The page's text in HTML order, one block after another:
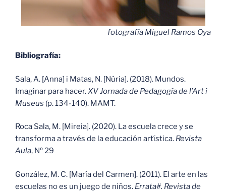
fotografía Miguel Ramos Oya
Bibliografía:
Sala, A. [Anna] i Matas, N. [Núria]. (2018). Mundos.
Imaginar para hacer.XVJornada de Pedagogía de l’Art i
Museus (p. 134-140). MAMT.
Roca Sala, M. [Mireia]. (2020). La escuela crece y se
transforma a través de la educación artística. Revista
Aula, Nº 29
González, M. C. [María del Carmen]. (2011). El arte en las
escuelas no es un juego de niños. Errata#. Revista de